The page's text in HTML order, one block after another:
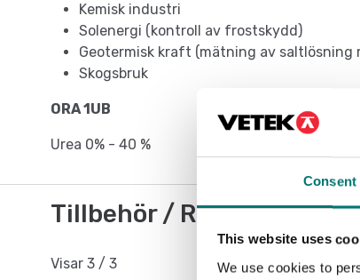
Consent
This website uses
We use cookies to
Kemisk industri
Solenergi (kontroll av frostskydd)
Geotermisk kraft (mätning av saltlösning
Skogsbruk
ORA 1UB
Urea 0% - 40 %
Tillbehör / Reservdelar
Visar 3 / 3